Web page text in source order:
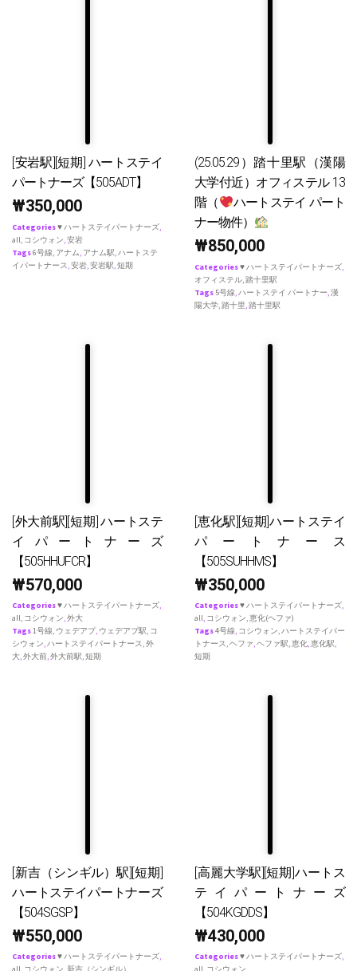
[安岩駅][短期] ハートステイ
パートナーズ【505ADT】
₩350,000
Categories♥ ハートステイパートナーズ
all コシウォン 安岩
Tags6号線 アナム アナム駅 ハートステ
イパートナース 安岩 安岩駅 短期
(25.05.29）踏十里駅（漢陽
大学付近）オフィステル 13
階（
ハートステイ パート
ナー物件）
₩850,000
Categories♥ ハートステイパートナーズ
オフィステル 踏十里駅
Tags 5号線 ハートステイ パートナー 漢
陽大学 踏十里 踏十里駅
[外大前駅][短期] ハートステ
イパートナーズ
【505HHUFCR】
₩570,000
Categories♥ ハートステイパートナーズ,
all, コシウォン,外大
Tags1号線, ウェデアプ, ウェデアプ駅, コ
シウォン,ハートステイパートナース,外
大,外大前,外大前駅,短期
[恵化駅][短期]ハートステイ
パートナース
【505SUHHMS】
₩350,000
Categories♥ ハートステイパートナーズ,
all, コシウォン,恵化(ヘファ)
Tags4号線, コシウォン,ハートステイパー
トナース,ヘファ,ヘファ駅,恵化,恵化駅,
短期
[新吉（シンギル）駅][短期]
ハートステイパートナーズ
【504SGSP】
₩550,000
Categories♥ ハートステイパートナーズ,
[高麗大学駅][短期]ハートス
テイパートナーズ
【504KGDDS】
₩430,000
Categories♥ ハートステイパートナーズ,